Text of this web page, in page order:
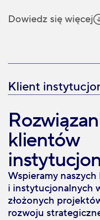
Dowiedz się więcej
Klient
klientów
Wspieramy
i instytucjonalnych
złożonych
rozwoju